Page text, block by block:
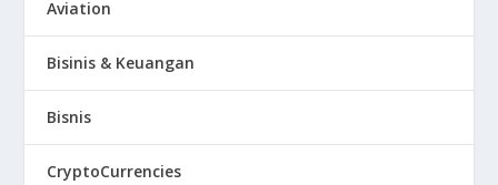
Aviation
Bisinis & Keuangan
Bisnis
CryptoCurrencies